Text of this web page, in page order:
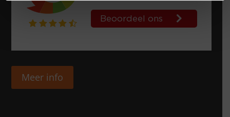
Meer info